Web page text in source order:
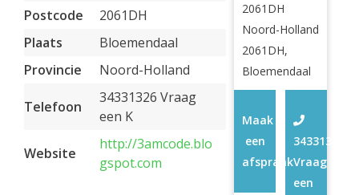
Postcode
2061DH
Plaats
Bloemendaal
Provincie
Noord-Holland
Telefoon
34331326 Vraag
een K
Website
http://3amcode.blo
gspot.com
2061DH
Noord-Holland
2061DH,
Bloemendaal
34331326
Vraag
een
Maak
een
afspraak